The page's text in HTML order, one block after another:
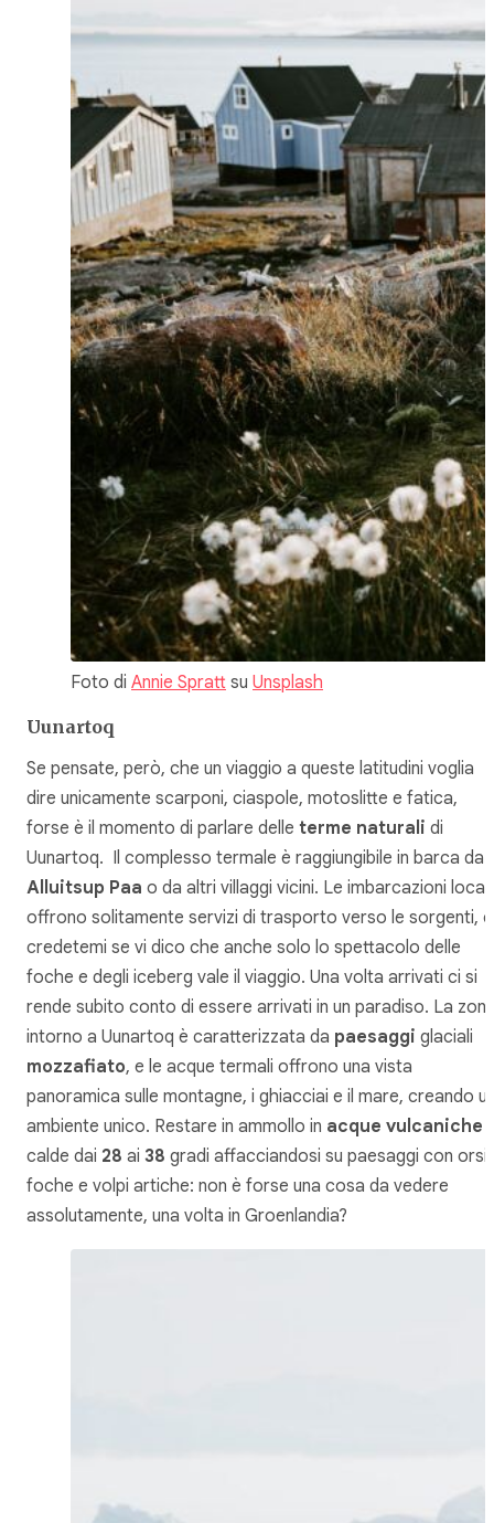
Foto di Annie Spratt su Unsplash
Uunartoq
Se pensate, però, che un viaggio a queste latitudini voglia
dire unicamente scarponi, ciaspole, motoslitte e fatica,
forse è il momento di parlare delle terme naturali di
Uunartoq. Il complesso termale è raggiungibile in barca da
Alluitsup Paa o da altri villaggi vicini. Le imbarcazioni locali
offrono solitamente servizi di trasporto verso le sorgenti, e
credetemi se vi dico che anche solo lo spettacolo delle
foche e degli iceberg vale il viaggio. Una volta arrivati ci si
rende subito conto di essere arrivati in un paradiso. La
intorno a Uunartoq è caratterizzata da paesaggi glaciali
mozzafiato, e le acque termali offrono una vista
panoramica sulle montagne, i ghiacciai e il mare, creando
ambiente unico. Restare in ammollo in acque vulcaniche
calde dai 28 ai 38 gradi affacciandosi su paesaggi con orsi,
foche e volpi artiche: non è forse una cosa da vedere
assolutamente, una volta in Groenlandia?